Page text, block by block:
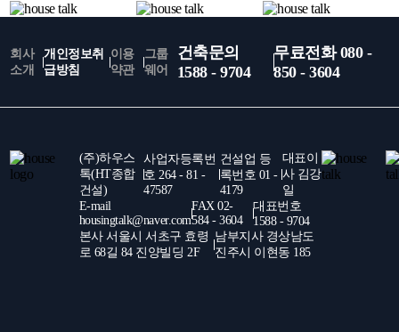
회사
소개
개인정보취
급방침
이용
약관
그룹
웨어
건축문의
1588 - 9704
무료전화 080 -
850 - 3604
(주)하우스
톡(HT종합
건설)
사업자등록번
호 264 - 81 -
47587
건설업 등
록번호 01 -
4179
대표이
사 김강
일
E-mail
housingtalk@naver.com
FAX 02-
584 - 3604
대표번호
1588 - 9704
본사 서울시 서초구 효령
로 68길 84 진양빌딩 2F
남부지사 경상남도
진주시 이현동 185